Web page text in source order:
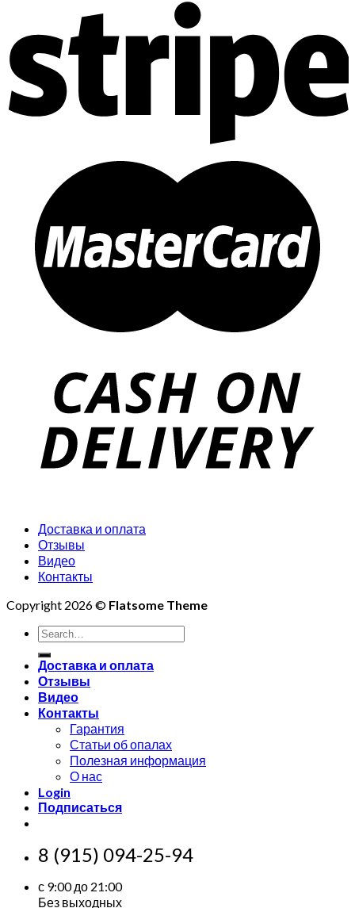
Доставка и оплата
Отзывы
Видео
Контакты
Copyright 2026 © Flatsome Theme
Search
for:
Доставка и оплата
Отзывы
Видео
Контакты
Гарантия
Статьи об опалах
Полезная информация
О нас
Login
Подписаться
8 (915) 094-25-94
с 9:00 до 21:00
Без выходных